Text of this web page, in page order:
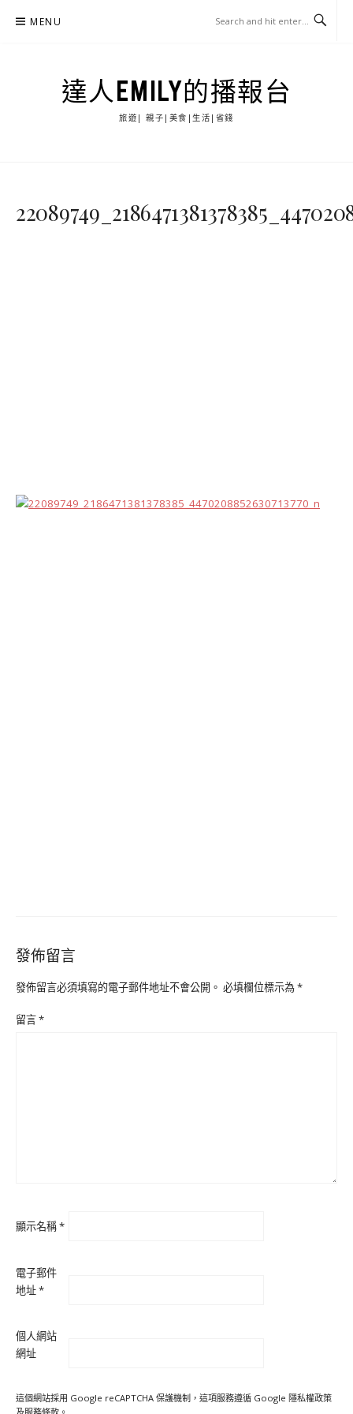
MENU
達人EMILY的播報台
旅遊| 親子|美食|生活|省錢
發佈留言
發佈留言必須填寫的電子郵件地址不會公開。 必填欄位標示為*
留言*
顯示名稱*
電子郵件
地址*
個人網站
網址
這個網站採用 Google reCAPTCHA 保護機制，這項服務遵循 Google 隱私權政策